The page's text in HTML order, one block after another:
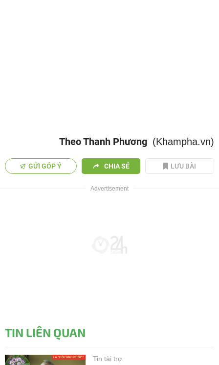
Theo Thanh Phương (Khampha.vn)
GỬI GÓP Ý CHIA SẺ LƯU BÀI
TIN LIÊN QUAN
Tin tài trợ